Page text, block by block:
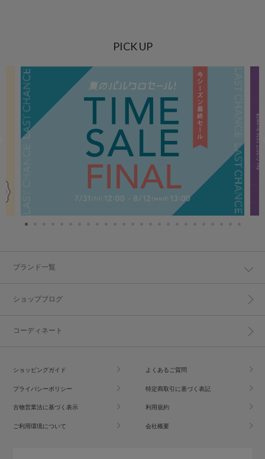
PICK UP
ブランド一覧
ショップブログ
コーディネート
ショッピングガイド よくあるご質問
プライバシーポリシー 特定商取引に基づく表記
古物営業法に基づく表示 利用規約
ご利用環境について 会社概要